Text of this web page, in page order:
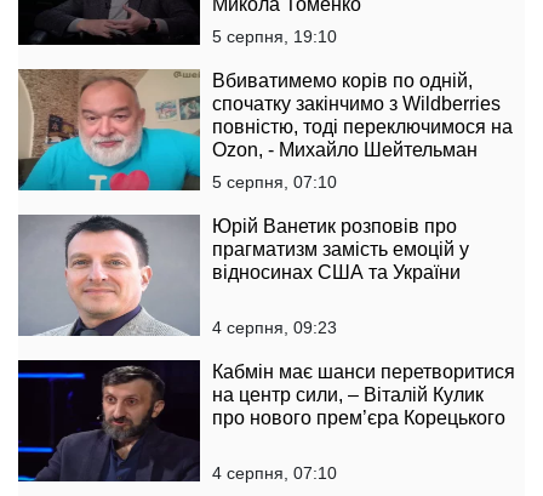
Микола Томенко
5 серпня, 19:10
Вбиватимемо корів по одній,
спочатку закінчимо з Wildberries
повністю, тоді переключимося на
Ozon, - Михайло Шейтельман
5 серпня, 07:10
Юрій Ванетик розповів про
прагматизм замість емоцій у
відносинах США та України
4 серпня, 09:23
Кабмін має шанси перетворитися
на центр сили, – Віталій Кулик
про нового прем’єра Корецького
4 серпня, 07:10